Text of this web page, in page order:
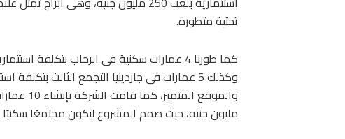
تحتية متطورة.
مليون جنيه، حيث صمم المشروع ليكون مجتمعًا سكنيًا